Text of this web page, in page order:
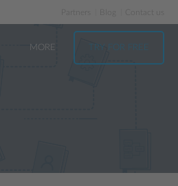
Partners
MORE TRY FOR FREE